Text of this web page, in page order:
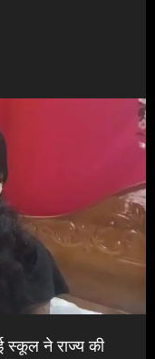
स्कूल ने राज्य की